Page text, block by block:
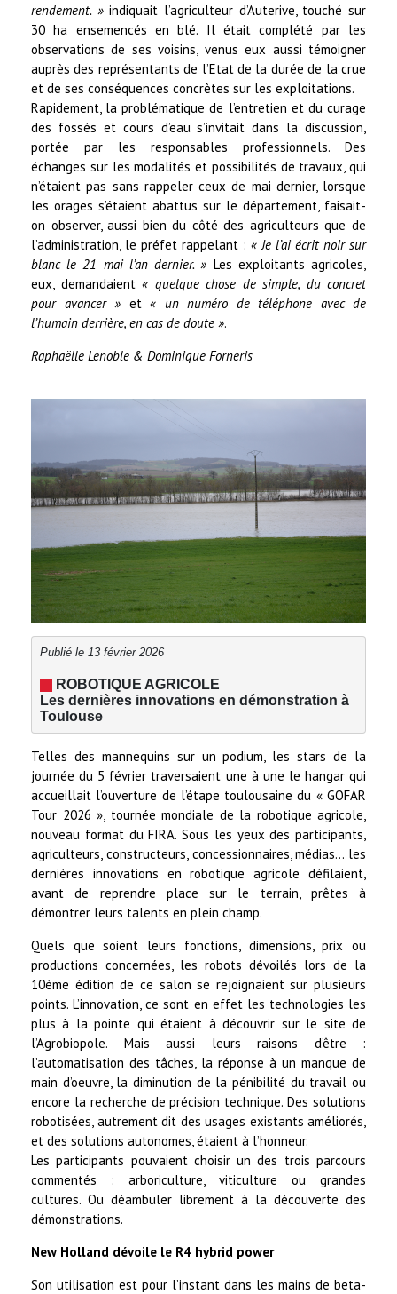
rendement. »indiquait l’agriculteur d’Auterive, touché sur
30 ha ensemencés en blé. Il était complété par les
observations de ses voisins, venus eux aussi témoigner
auprès des représentants de l’Etat de la durée de la crue
et de ses conséquences concrètes sur les exploitations.
Rapidement, la problématique de l’entretien et du curage
des fossés et cours d’eau s’invitait dans la discussion,
portée par les responsables professionnels. Des
échanges sur les modalités et possibilités de travaux, qui
n’étaient pas sans rappeler ceux de mai dernier, lorsque
les orages s’étaient abattus sur le département, faisait-
on observer, aussi bien du côté des agriculteurs que de
l’administration, le préfet rappelant : « Je l’ai écrit noir sur
blanc le 21 mai l’an dernier. » Les exploitants agricoles,
eux, demandaient « quelque chose de simple, du concret
pour avancer » et « un numéro de téléphone avec de
l’humain derrière, en cas de doute ».
Raphaëlle Lenoble & Dominique Forneris
Publié le 13 février 2026
ROBOTIQUE AGRICOLE
Les dernières innovations en démonstration à
Toulouse
Telles des mannequins sur un podium, les stars de la
journée du 5 février traversaient une à une le hangar qui
accueillait l’ouverture de l’étape toulousaine du « GOFAR
Tour 2026 », tournée mondiale de la robotique agricole,
nouveau format du FIRA. Sous les yeux des participants,
agriculteurs, constructeurs, concessionnaires, médias… les
dernières innovations en robotique agricole défilaient,
avant de reprendre place sur le terrain, prêtes à
démontrer leurs talents en plein champ.
Quels que soient leurs fonctions, dimensions, prix ou
productions concernées, les robots dévoilés lors de la
10ème édition de ce salon se rejoignaient sur plusieurs
points. L’innovation, ce sont en effet les technologies les
plus à la pointe qui étaient à découvrir sur le site de
l’Agrobiopole. Mais aussi leurs raisons d’être :
l’automatisation des tâches, la réponse à un manque de
main d’oeuvre, la diminution de la pénibilité du travail ou
encore la recherche de précision technique. Des solutions
robotisées, autrement dit des usages existants améliorés,
et des solutions autonomes, étaient à l’honneur.
Les participants pouvaient choisir un des trois parcours
commentés : arboriculture, viticulture ou grandes
cultures. Ou déambuler librement à la découverte des
démonstrations.
New Holland dévoile le R4 hybrid power
Son utilisation est pour l’instant dans les mains de beta-